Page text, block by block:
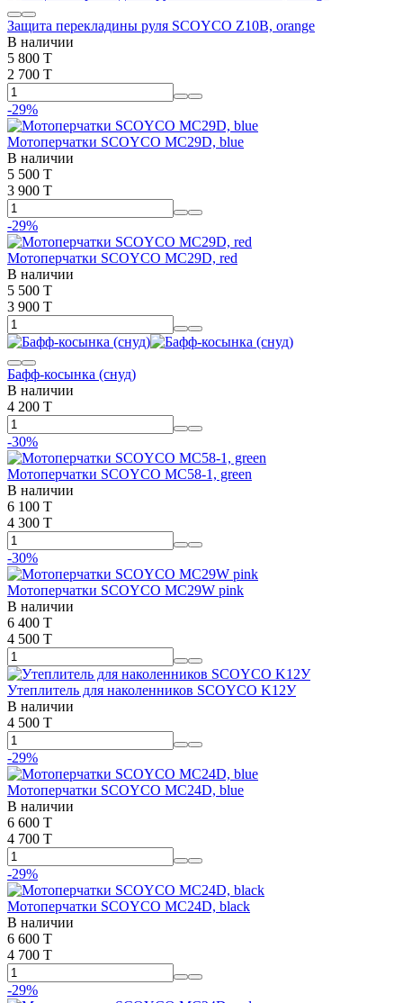
Защита перекладины руля SCOYCO Z10B, orange
В наличии
5 800 T
2 700 T
-29%
Мотоперчатки SCOYCO MC29D, blue
В наличии
5 500 T
3 900 T
-29%
Мотоперчатки SCOYCO MC29D, red
В наличии
5 500 T
3 900 T
Бафф-косынка (снуд)
В наличии
4 200 T
-30%
Мотоперчатки SCOYCO MC58-1, green
В наличии
6 100 T
4 300 T
-30%
Мотоперчатки SCOYCO MC29W pink
В наличии
6 400 T
4 500 T
Утеплитель для наколенников SCOYCO K12У
В наличии
4 500 T
-29%
Мотоперчатки SCOYCO MC24D, blue
В наличии
6 600 T
4 700 T
-29%
Мотоперчатки SCOYCO MC24D, black
В наличии
6 600 T
4 700 T
-29%